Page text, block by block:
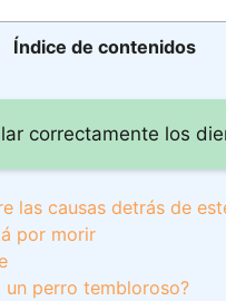
Índice de contenidos
correctamente los
las causas detrás de
por morir
un perro tembloroso?